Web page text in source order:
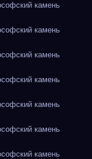
камень
камень
камень
камень
камень
камень
камень